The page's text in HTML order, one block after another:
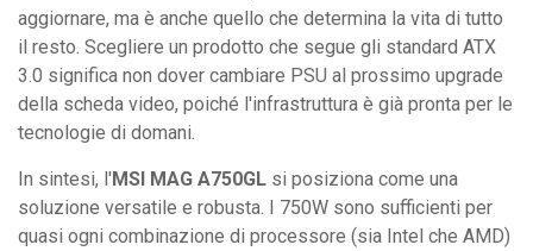
aggiornare, ma è anche quello che determina la vita di tutto
il resto. Scegliere un prodotto che segue gli standard ATX
3.0 significa non dover cambiare PSU al prossimo upgrade
della scheda video, poiché l'infrastruttura è già pronta per le
tecnologie di domani.
In sintesi, l'MSI MAG A750GL si posiziona come una
soluzione versatile e robusta. I 750W sono sufficienti per
quasi ogni combinazione di processore (sia Intel che AMD)